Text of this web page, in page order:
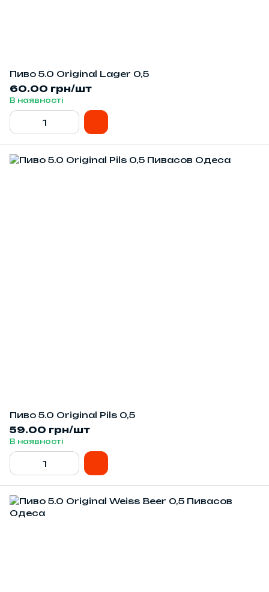
Пиво 5.0 Оriginal Lager 0,5
60.00 грн/шт
В наявності
Пиво 5.0 Оriginal Pils 0,5
59.00 грн/шт
В наявності